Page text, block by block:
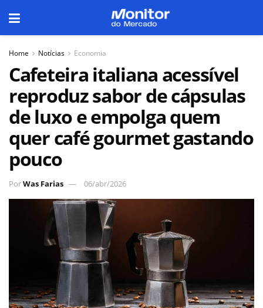
Home Notícias Economia
Cafeteira italiana acessível
reproduz sabor de cápsulas
de luxo e empolga quem
quer café gourmet gastando
pouco
PorWas Farias 06/abr/2026